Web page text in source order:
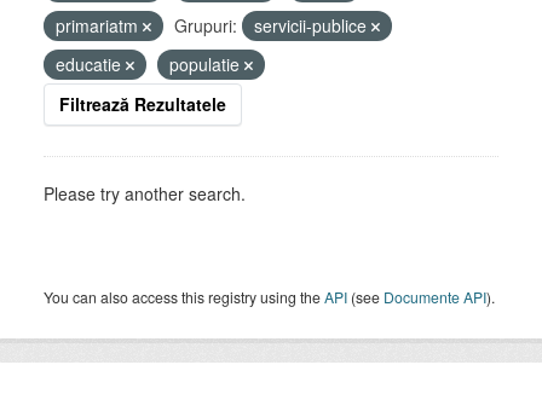
primariatm
Grupuri:
servicii-publice
educatie
populatie
Filtrează Rezultatele
Please try another search.
You can also access this registry using theAPI (see Documente API).